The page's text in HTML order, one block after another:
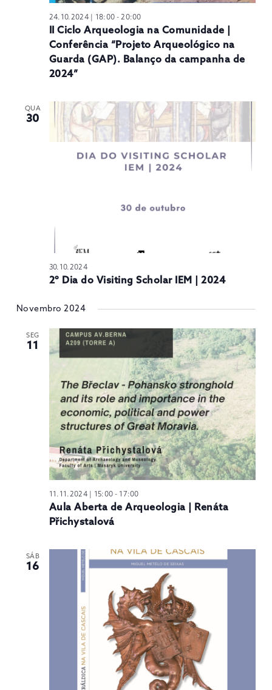
24.10.2024 | 18:00 -20:00
II Ciclo Arqueologia na Comunidade |
Conferência “Projeto Arqueológico na
Guarda (GAP). Balanço da campanha de
2024”
QUA
30
30.10.2024
2º Dia do Visiting Scholar IEM | 2024
Novembro 2024
SEG
11
11.11.2024 | 15:00 - 17:00
Aula Aberta de Arqueologia | Renáta
Přichystalová
SÁB
16